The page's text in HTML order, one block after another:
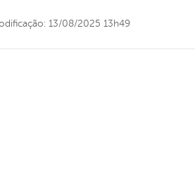
13/08/2025 13h49